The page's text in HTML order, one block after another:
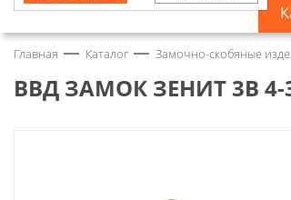
Замочно-скобяные
изделия
1429
Главная Каталог Замочно-скобяные
ВВД ЗАМОК ЗЕНИТ 3В 4-